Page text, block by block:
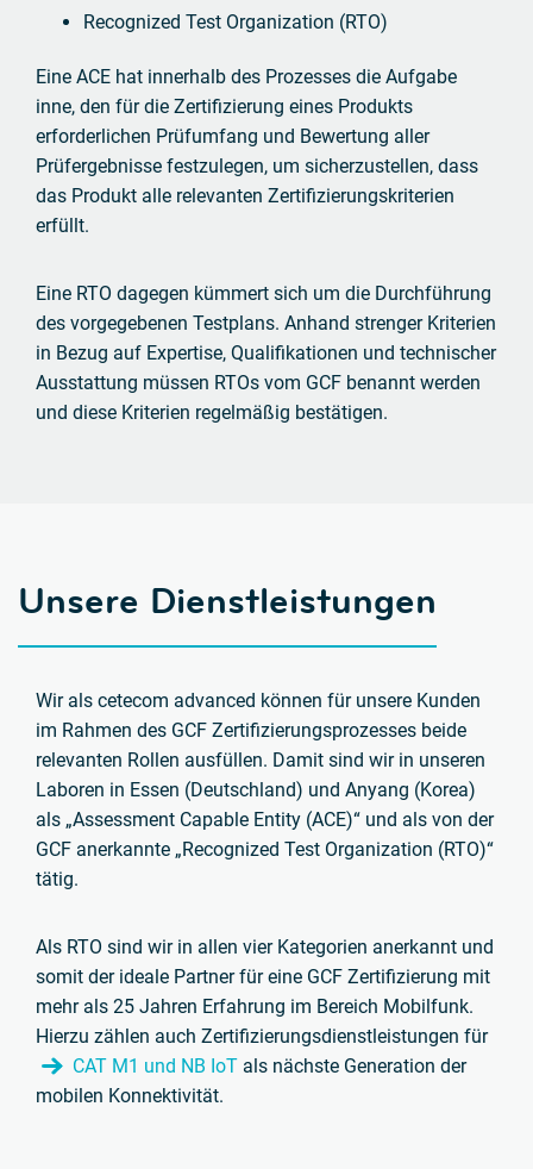
Recognized Test Organization (RTO)
Eine ACE hat innerhalb des Prozesses die Aufgabe
inne, den für die Zertifizierung eines Produkts
erforderlichen Prüfumfang und Bewertung aller
Prüfergebnisse festzulegen, um sicherzustellen, dass
das Produkt alle relevanten Zertifizierungskriterien
erfüllt.
Eine RTO dagegen kümmert sich um die Durchführung
des vorgegebenen Testplans. Anhand strenger Kriterien
in Bezug auf Expertise, Qualifikationen und technischer
Ausstattung müssen RTOs vom GCF benannt werden
und diese Kriterien regelmäßig bestätigen.
Unsere Dienstleistungen
Wir als cetecom advanced können für unsere Kunden
im Rahmen des GCF Zertifizierungsprozesses beide
relevanten Rollen ausfüllen. Damit sind wir in unseren
Laboren in Essen (Deutschland) und Anyang (Korea)
als „Assessment Capable Entity (ACE)“ und als von der
GCF anerkannte „Recognized Test Organization (RTO)“
tätig.
Als RTO sind wir in allen vier Kategorien anerkannt und
somit der ideale Partner für eine GCF Zertifizierung mit
mehr als 25 Jahren Erfahrung im Bereich Mobilfunk.
Hierzu zählen auch Zertifizierungsdienstleistungen für
CAT M1 und NB IoT als nächste Generation der
mobilen Konnektivität.